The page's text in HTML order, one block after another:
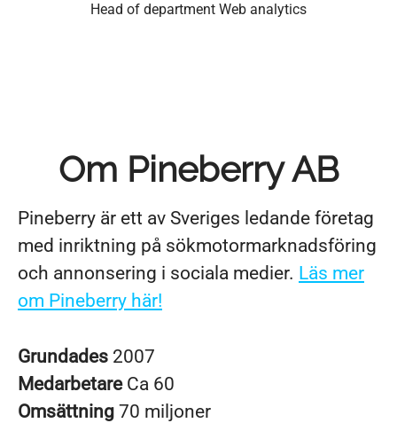
Head of department Web analytics
Om Pineberry AB
Pineberry är ett av Sveriges ledande företag
med inriktning på sökmotormarknadsföring
och annonsering i sociala medier. Läs mer
om Pineberry här!
Grundades 2007
Medarbetare Ca 60
Omsättning 70 miljoner